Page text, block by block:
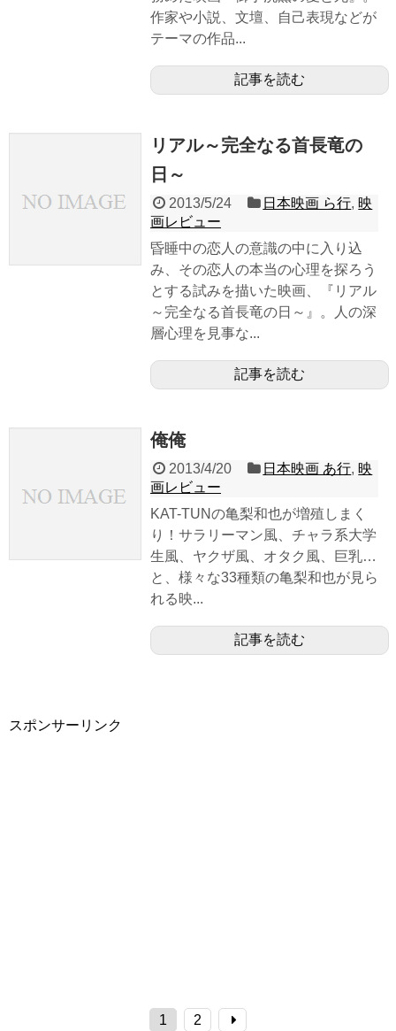
作家や小説、文壇、自己表現などが
テーマの作品...
記事を読む
リアル～完全なる首長竜の
日～
2013/5/24 日本映画 ら行, 映
画レビュー
昏睡中の恋人の意識の中に入り込
み、その恋人の本当の心理を探ろう
とする試みを描いた映画、『リアル
～完全なる首長竜の日～』。人の深
層心理を見事な...
記事を読む
俺俺
2013/4/20 日本映画 あ行, 映
画レビュー
KAT-TUNの亀梨和也が増殖しまく
り！サラリーマン風、チャラ系大学
生風、ヤクザ風、オタク風、巨乳…
と、様々な33種類の亀梨和也が見ら
れる映...
記事を読む
スポンサーリンク
1 2